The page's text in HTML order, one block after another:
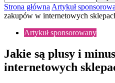
Strona główna Artykuł
zakupów w internetowych
Artykuł sponsorowany
Jakie są plusy i
internetowych